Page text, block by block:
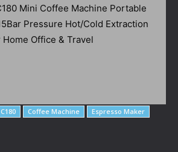
C180 Coffee Machine
Espresso Maker